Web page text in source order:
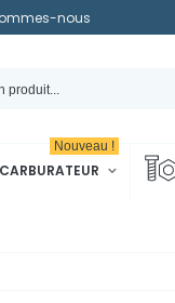
nous
Nouveau !